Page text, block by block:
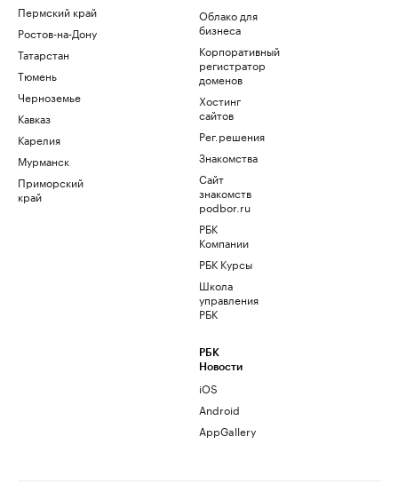
Пермский край
Ростов-на-Дону
Татарстан
Тюмень
Черноземье
Кавказ
Карелия
Мурманск
Приморский
край
Облако для
бизнеса
Корпоративный
регистратор
доменов
Хостинг
сайтов
Рег.решения
Знакомства
Сайт
знакомств
podbor.ru
РБК
Компании
РБК Курсы
Школа
управления
РБК
РБК
Новости
iOS
Android
AppGallery